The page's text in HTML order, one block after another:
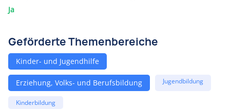
Ja
Geförderte Themenbereiche
Kinder- und Jugendhilfe
Erziehung, Volks- und Berufsbildung Jugendbildung
Kinderbildung